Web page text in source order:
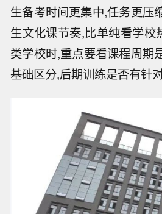
生备考时间更集中,任务更压
生文化课节奏,比单纯看学校
类学校时,重点要看课程周期
基础区分,后期训练是否有针对